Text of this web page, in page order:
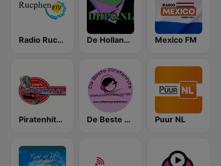
Radio Rucphen De Hollandse Piraten Gigant Mexico FM
Piratenhits FM De Beste Piratenhits Puur NL